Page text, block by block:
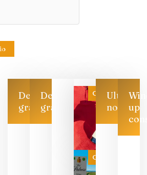
Descarga
gratis
Descarga
gratis
Categoría
Categoría
Ultimas
noticias
Las 7
up